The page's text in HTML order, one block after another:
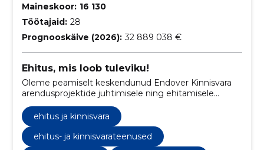
Maineskoor: 16 130
Töötajaid: 28
Prognooskäive (2026): 32 889 038 €
Ehitus, mis loob tuleviku!
Oleme peamiselt keskendunud Endover Kinnisvara
arendusprojektide juhtimisele ning ehitamisele
ehitus ja kinnisvara
ehitus- ja kinnisvarateenused